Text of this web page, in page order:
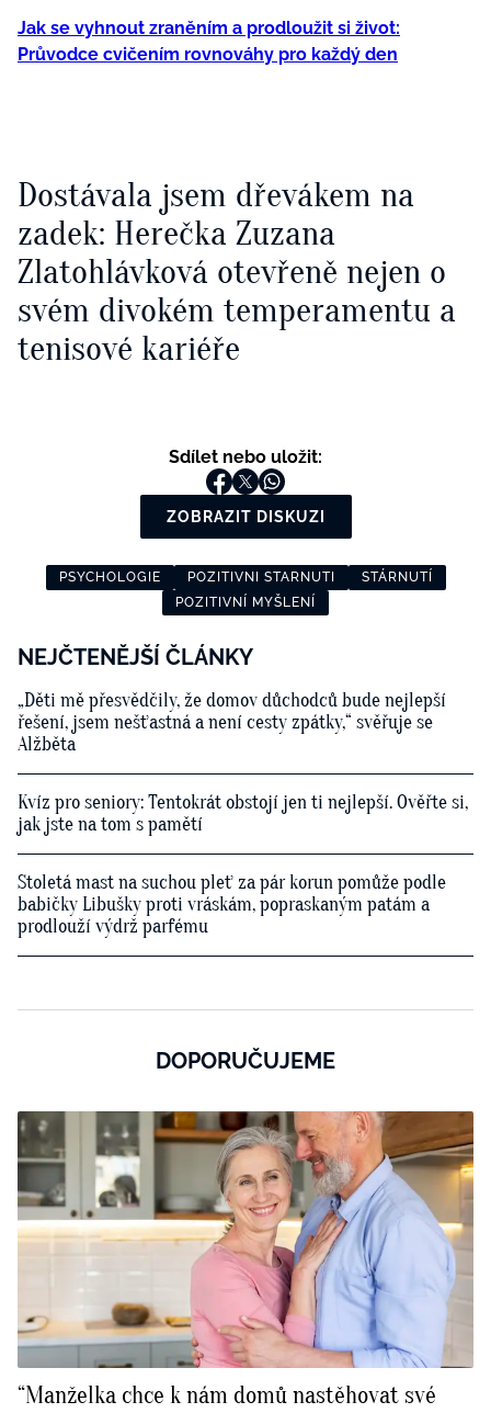
Jak se vyhnout zraněním a prodloužit si život:
Průvodce cvičením rovnováhy pro každý den
Dostávala jsem dřevákem na
zadek: Herečka Zuzana
Zlatohlávková otevřeně nejen o
svém divokém temperamentu a
tenisové kariéře
Sdílet nebo uložit:
ZOBRAZIT DISKUZI
PSYCHOLOGIE POZITIVNI STARNUTI
STÁRNUTÍ
POZITIVNÍ MYŠLENÍ
NEJČTENĚJŠÍ ČLÁNKY
„Děti mě přesvědčily, že domov důchodců bude nejlepší
řešení, jsem nešťastná a není cesty zpátky,“ svěřuje se
Alžběta
Kvíz pro seniory: Tentokrát obstojí jen ti nejlepší. Ověřte si,
jak jste na tom s pamětí
Stoletá mast na suchou pleť za pár korun pomůže podle
babičky Libušky proti vráskám, popraskaným patám a
prodlouží výdrž parfému
DOPORUČUJEME
“Manželka chce k nám domů nastěhovat své